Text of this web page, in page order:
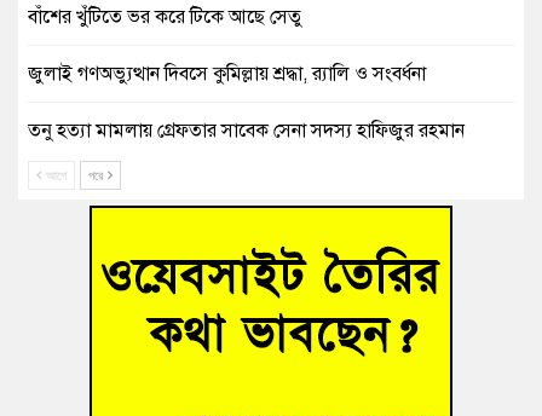
বাঁশের খুঁটিতে ভর করে টিকে আছে সেতু
জুলাই গণঅভ্যুত্থান দিবসে কুমিল্লায় শ্রদ্ধা, র‍্যালি ও সংবর্ধনা
তনু হত্যা মামলায় গ্রেফতার সাবেক সেনা সদস্য হাফিজুর রহমান
আহত শিক্ষার্থীদের দেখতে গিয়ে মেডিকেলের ক্যান্টিনে অবরুদ্ধ জবি
হোমনায় বিধবা নারীর জমি দখল ও জীবননাশের হুমকির অভিযোগ
বুড়িচংয়ে অতিথি পাখির আবাসস্থল সংরক্ষণে প্রশাসনের উদ্যোগ; ৯
আগে পরে